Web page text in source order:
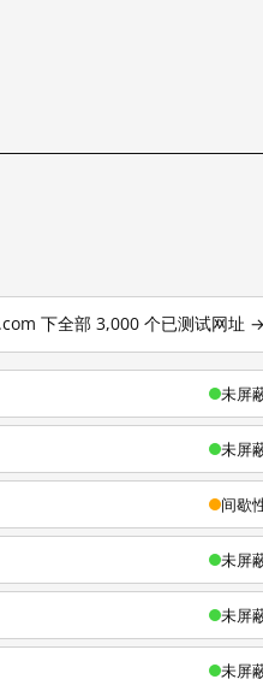
下全部 3,000 个已测试网址 →
未屏
未屏
间歇
未屏
未屏
未屏